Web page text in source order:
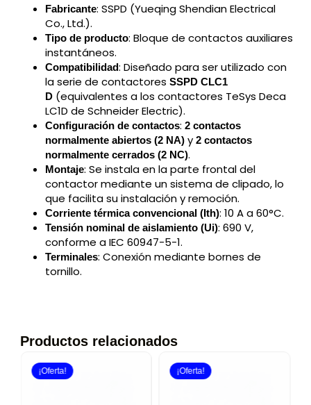
Fabricante: SSPD (Yueqing Shendian Electrical
Co., Ltd.).
Tipo de producto: Bloque de contactos auxiliares
instantáneos.
Compatibilidad: Diseñado para ser utilizado con
la serie de contactores SSPD CLC1
D (equivalentes a los contactores TeSys Deca
LC1D de Schneider Electric).
Configuración de contactos: 2 contactos
normalmente abiertos (2 NA) y 2 contactos
normalmente cerrados (2 NC).
Montaje: Se instala en la parte frontal del
contactor mediante un sistema de clipado, lo
que facilita su instalación y remoción.
Corriente térmica convencional (Ith): 10 A a 60°C.
Tensión nominal de aislamiento (Ui): 690 V,
conforme a IEC 60947-5-1.
Terminales: Conexión mediante bornes de
tornillo.
Productos relacionados
¡Oferta! ¡Oferta!